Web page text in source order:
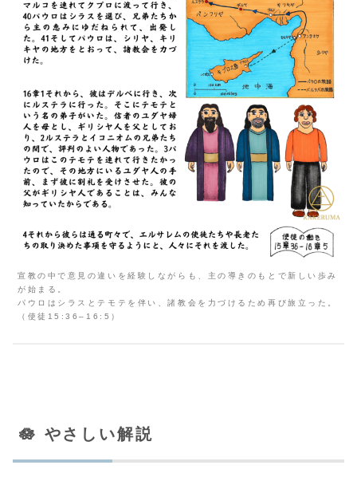
宣教の中で意見の違いを経験しながらも、主の導きのもとで新しい歩み
が始まる。
パウロはシラスとテモテを伴い、諸教会を力づけるため再び旅立った。
（使徒15:36–16:5）
🪷 やさしい解説